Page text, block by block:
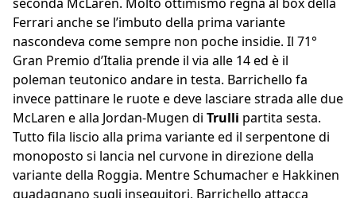
Ferrari anche se l’imbuto della prima variante
nascondeva come sempre non poche insidie. Il 71°
Gran Premio d’Italia prende il via alle 14 ed è il
poleman teutonico andare in testa. Barrichello fa
invece pattinare le ruote e deve lasciare strada alle due
McLaren e alla Jordan-Mugen di Trulli partita sesta.
Tutto fila liscio alla prima variante ed il serpentone di
monoposto si lancia nel curvone in direzione della
variante della Roggia. Mentre Schumacher e Hakkinen
guadagnano sugli inseguitori, Barrichello attacca